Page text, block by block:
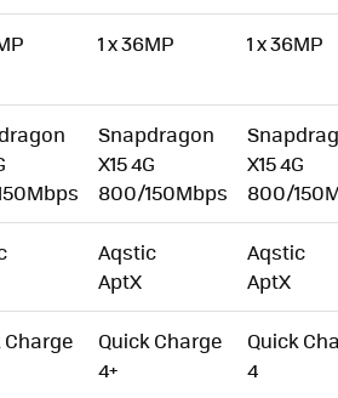
1 x 36MP 1 x 36MP
Snapdragon
X15 4G
800/150Mbps
X15 4G
800/
Aqstic
AptX
Aqstic
AptX
Charge
Quick Charge
4+
Quick
4